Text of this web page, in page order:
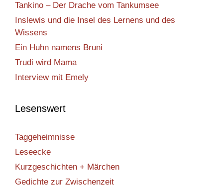
Tankino – Der Drache vom Tankumsee
Inslewis und die Insel des Lernens und des
Wissens
Ein Huhn namens Bruni
Trudi wird Mama
Interview mit Emely
Lesenswert
Taggeheimnisse
Leseecke
Kurzgeschichten + Märchen
Gedichte zur Zwischenzeit